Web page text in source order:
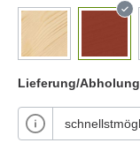
Lieferung/